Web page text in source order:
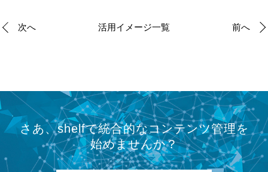
次へ 活用イメージ一覧 前へ
さあ、shelfで統合的なコンテンツ管理を
始めませんか？